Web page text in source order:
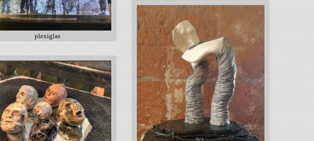
plexiglas